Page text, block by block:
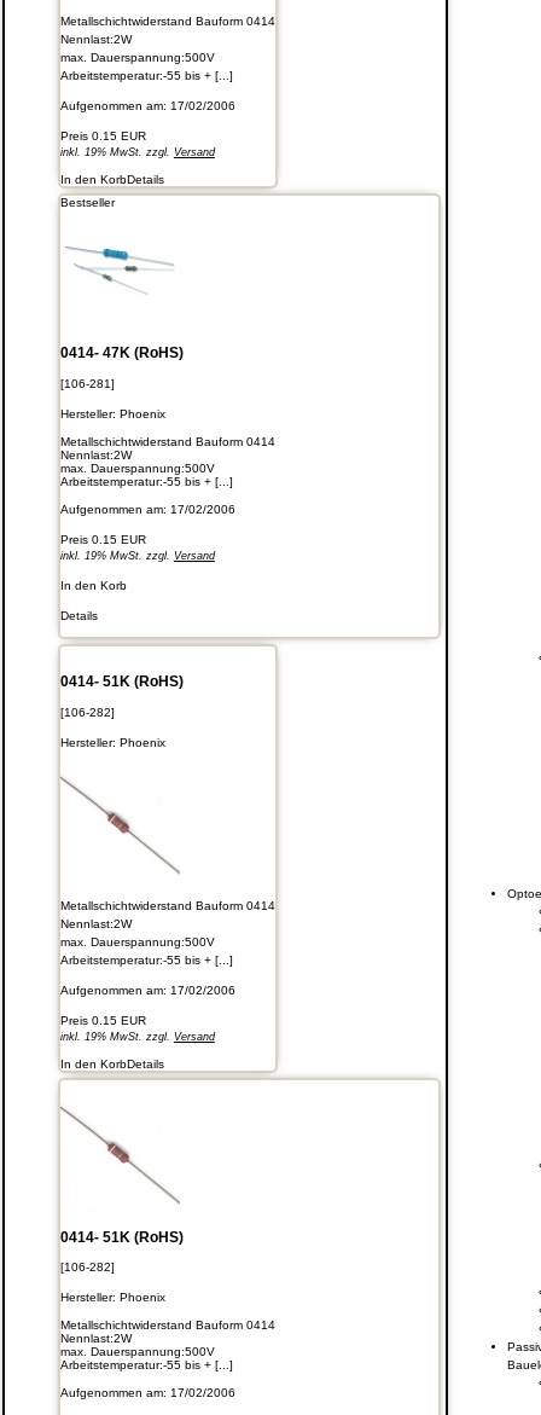
Metallschichtwiderstand Bauform 0414
Nennlast:2W
max. Dauerspannung:500V
Arbeitstemperatur:-55 bis + [...]
Aufgenommen am: 17/02/2006
Preis 0.15 EUR
inkl. 19% MwSt. zzgl. Versand
In den KorbDetails
Bestseller
0414- 47K (RoHS)
[106-281]
Hersteller: Phoenix
Metallschichtwiderstand Bauform 0414
Nennlast:2W
max. Dauerspannung:500V
Arbeitstemperatur:-55 bis + [...]
Aufgenommen am: 17/02/2006
Preis 0.15 EUR
inkl. 19% MwSt. zzgl. Versand
In den Korb
Details
0414- 51K (RoHS)
[106-282]
Hersteller: Phoenix
Metallschichtwiderstand Bauform 0414
Nennlast:2W
max. Dauerspannung:500V
Arbeitstemperatur:-55 bis + [...]
Aufgenommen am: 17/02/2006
Preis 0.15 EUR
inkl. 19% MwSt. zzgl. Versand
In den KorbDetails
0414- 51K (RoHS)
[106-282]
Hersteller: Phoenix
Metallschichtwiderstand Bauform 0414
Nennlast:2W
max. Dauerspannung:500V
Arbeitstemperatur:-55 bis + [...]
Aufgenommen am: 17/02/2006